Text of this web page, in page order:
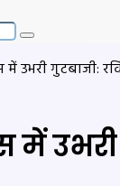
Search
में उभरी गुटबाजी:
में